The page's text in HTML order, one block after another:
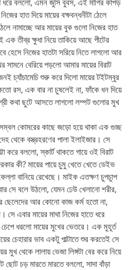
হাত দিয়ে মায়ের বক্ষবন্ধনীটা ঠেলে
নামাচ্ছে আর মায়ের বুক গুলো নিজের হাত
এক তীব্র ক্ষুধা নিয়ে তাকিয়ে আছে পীটের
হেসে নিজের হাতটা সরিয়ে নিতে লাগলো আর
বেরিয়ে পড়লো আমার মায়ের বিরাট
চ্যাঁচামেচি শুরু করে দিলো মায়ের টইটম্বুর
রস, এক বার না চুষলেই না, ফাঁকে ধন দিয়ে
কথা ছুটে আসতে লাগলো লম্পট গুলোর মুখ
সম্বল কোমরের কাছে জড়ো হয়ে থাকা এক গুচ্ছ
থেকে বস্ত্রহরণের পালা ইলাইজার। সে
করে বললো, স্কার্ট থাকতে গায়ে ওই বিরাট
কী? মায়ের পায়ে চুমু খেতে খেতে ডেইভ
বানিয়ে রেখেছে। মাইক এতক্ষণ চুপচুাপ
সে বলে উঠলো, যেমন ঢেউ খেলানো শরীর,
ছেলেদের আর কোনো কাজ কর্ম হতো না,
সে এবার মায়ের মাথা নিজের হাতে ধরে
ধরলো মায়ের মুখের ভেতরে। এক মুহূর্ত
চেহারার ভাব একটু পাল্টাতে শুর করতেই সে
মুখ থেকে লালায় ভেজা লিঙ্গটা বের করে নিয়ে
ছোট চড় মারতে মারতে বললো, সাদা বাঁড়া